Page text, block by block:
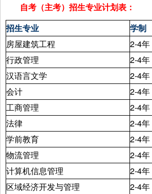
自考（主考）招生专业计划表：
招生专业
学制
房屋建筑工程
2-4年
行政管理
2-4年
汉语言文学
2-4年
会计
2-4年
工商管理
2-4年
法律
2-4年
学前教育
2-4年
物流管理
2-4年
计算机信息管理
2-4年
区域经济开发与管理
2-4年